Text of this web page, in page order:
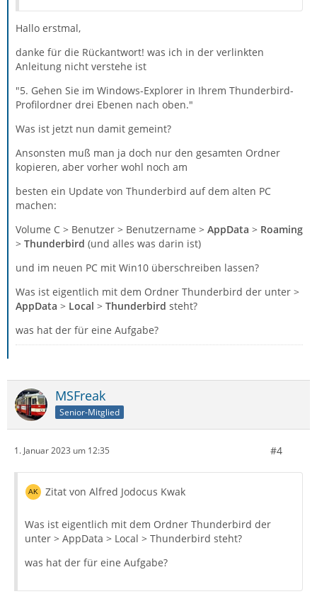
Hallo erstmal,
danke für die Rückantwort! was ich in der verlinkten
Anleitung nicht verstehe ist
"5. Gehen Sie im Windows-Explorer in Ihrem Thunderbird-
Profilordner drei Ebenen nach oben."
Was ist jetzt nun damit gemeint?
Ansonsten muß man ja doch nur den gesamten Ordner
kopieren, aber vorher wohl noch am
besten ein Update von Thunderbird auf dem alten PC
machen:
Volume C > Benutzer > Benutzername > AppData > Roaming
> Thunderbird (und alles was darin ist)
und im neuen PC mit Win10 überschreiben lassen?
Was ist eigentlich mit dem Ordner Thunderbird der unter >
AppData > Local > Thunderbird steht?
was hat der für eine Aufgabe?
MSFreak
Senior-Mitglied
1. Januar 2023 um 12:35 #4
Zitat von Alfred Jodocus Kwak
Was ist eigentlich mit dem Ordner Thunderbird der
unter > AppData > Local > Thunderbird steht?
was hat der für eine Aufgabe?